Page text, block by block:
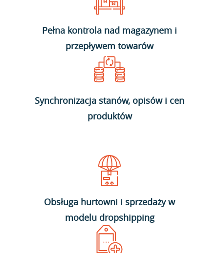
Pełna kontrola nad magazynem i
przepływem towarów
Synchronizacja stanów, opisów i cen
produktów
Obsługa hurtowni i sprzedaży w
modelu dropshipping